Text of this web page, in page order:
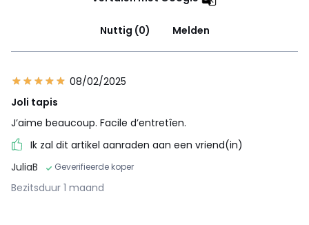
Nuttig (0) Melden
08/02/2025
Joli tapis
J’aime beaucoup. Facile d’entretîen.
Ik zal dit artikel aanraden aan een vriend(in)
JuliaB
Geverifieerde koper
Bezitsduur 1 maand